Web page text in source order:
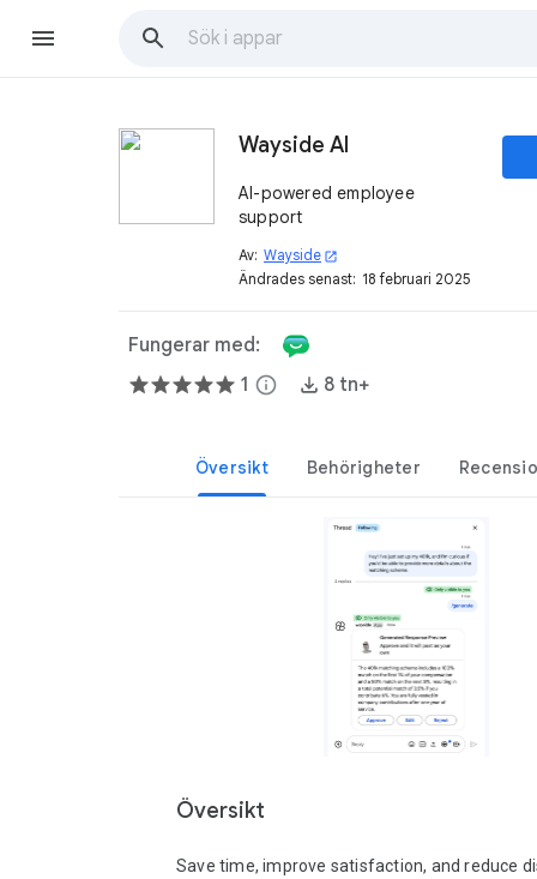
Wayside AI
AI-powered employee
support
Av: Wayside open_in_new
Ändrades senast: 18 februari 2025
Fungerar med:
1 info 8 tn+
Översikt Behörigheter
Översikt
Save time, improve satisfaction, and reduce